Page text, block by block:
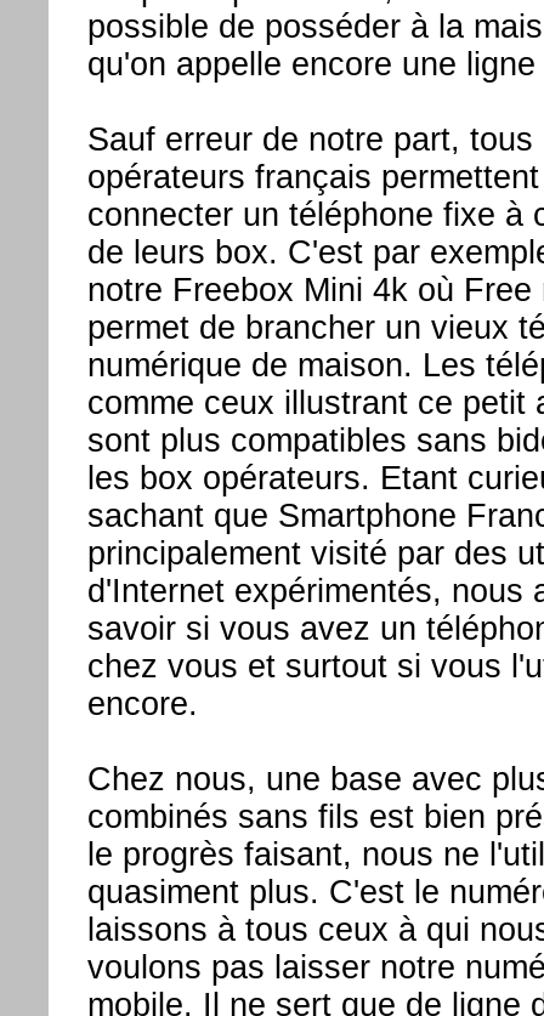
possible de posséder à la
qu'on appelle encore une
Sauf erreur de notre part, tous
opérateurs français
connecter un téléphone fixe à
de leurs box. C'est par
notre Freebox Mini 4k où Free
permet de brancher un vieux
numérique de maison. Les
comme ceux illustrant ce petit
sont plus compatibles sans
les box opérateurs. Etant
sachant que Smartphone
principalement visité par des
d'Internet expérimentés, nous
savoir si vous avez un
chez vous et surtout si vous
encore.
Chez nous, une base avec
combinés sans fils est bien
le progrès faisant, nous ne
quasiment plus. C'est le
laissons à tous ceux à qui
voulons pas laisser notre
mobile. Il ne sert que de ligne